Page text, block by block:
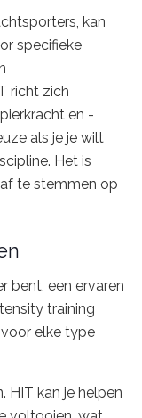
kan
specifieke
richt zich
en -
als je je wilt
Het is
te stemmen op
bent, een ervaren
training
elke type
HIT kan je helpen